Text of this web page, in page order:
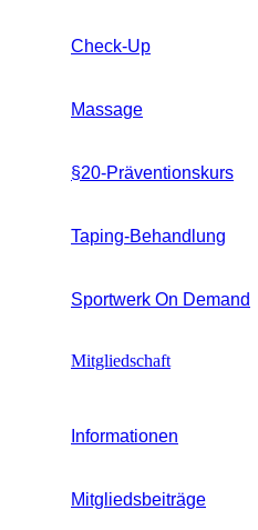
Check-Up
Massage
§20-Präventionskurs
Taping-Behandlung
Sportwerk On Demand
Mitgliedschaft
Informationen
Mitgliedsbeiträge